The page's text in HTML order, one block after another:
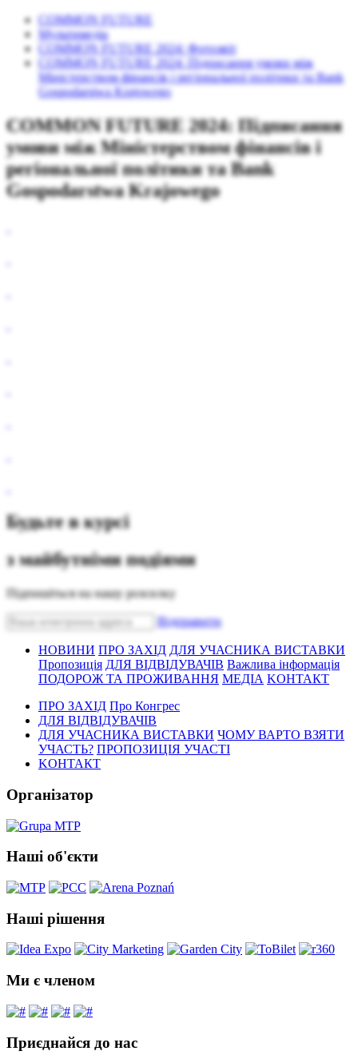
COMMON FUTURE
Mультимедіа
COMMON FUTURE 2024: Фотозвіт
COMMON FUTURE 2024: Підписання умови між
Міністерством фінансів і регіональної політики та Bank
Gospodarstwa Krajowego
COMMON FUTURE 2024: Підписання
умови між Міністерством фінансів і
регіональної політики та Bank
Gospodarstwa Krajowego
Будьте в курсі
з майбутніми подіями
Підпишіться на нашу розсилку
Bідправити
НОВИНИ ПРО ЗАХІД ДЛЯ УЧАСНИКА ВИСТАВКИ
Пропозиція ДЛЯ ВІДВІДУВАЧІВ Важлива інформація
ПОДОРОЖ ТА ПРОЖИВАННЯ МЕДІА KОНТАКТ
ПРО ЗАХІД Про Конгрес
ДЛЯ ВІДВІДУВАЧІВ
ДЛЯ УЧАСНИКА ВИСТАВКИ ЧОМУ ВАРТО ВЗЯТИ
УЧАСТЬ? ПРОПОЗИЦІЯ УЧАСТІ
KОНТАКТ
Організатор
Наші об'єкти
Наші рішення
Ми є членом
Приєднайся до нас